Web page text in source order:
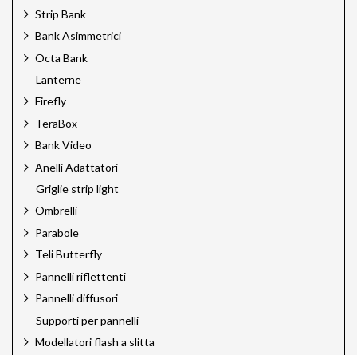
Strip Bank
Bank Asimmetrici
Octa Bank
Lanterne
Firefly
TeraBox
Bank Video
Anelli Adattatori
Griglie strip light
Ombrelli
Parabole
Teli Butterfly
Pannelli riflettenti
Pannelli diffusori
Supporti per pannelli
Modellatori flash a slitta